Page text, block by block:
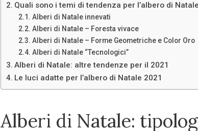
Quali sono i temi di tendenza per l’albero di
Alberi di Natale innevati
Alberi di Natale – Foresta vivace
Alberi di Natale – Forme Geometriche e Color Oro
Alberi di Natale “Tecnologici”
Alberi di Natale: altre tendenze per il 2021
Le luci adatte per l’albero di Natale 2021
Alberi di Natale: